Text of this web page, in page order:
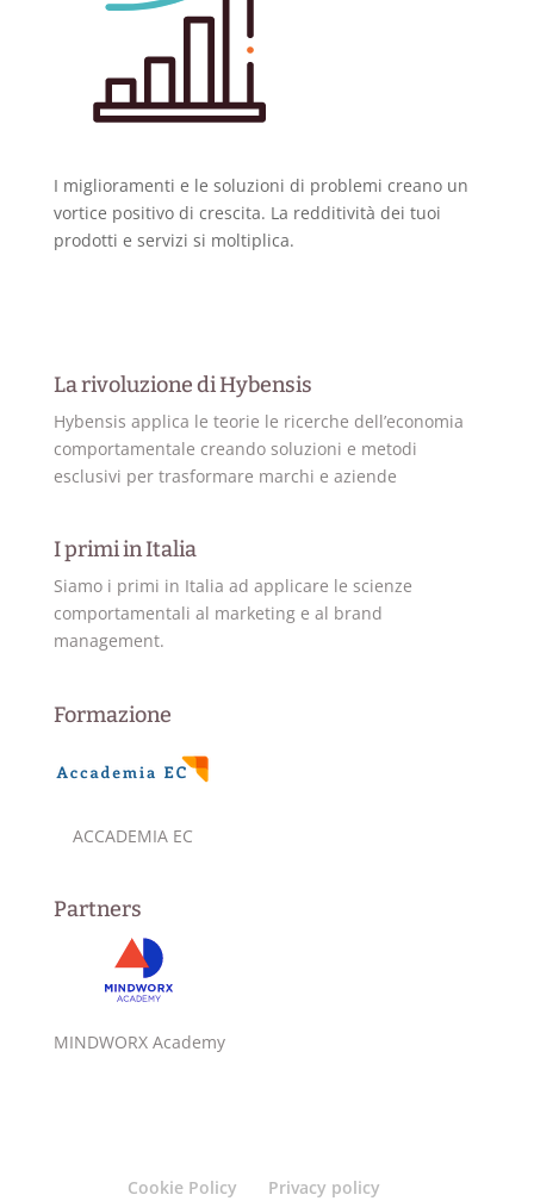
I miglioramenti e le soluzioni di problemi creano un
vortice positivo di crescita. La redditività dei tuoi
prodotti e servizi si moltiplica.
La rivoluzione di Hybensis
Hybensis applica le teorie le ricerche dell’economia
comportamentale creando soluzioni e metodi
esclusivi per trasformare marchi e aziende
I primi in Italia
Siamo i primi in Italia ad applicare le scienze
comportamentali al marketing e al brand
management.
Formazione
ACCADEMIA EC
Partners
MINDWORX Academy
Cookie Policy Privacy policy